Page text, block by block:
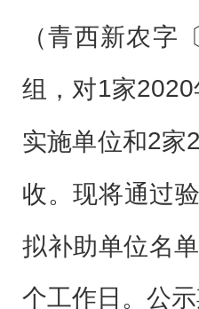
（青西新农字〔
组 ， 对1家2020
实施单位和2家
收。现将通过
拟补助单位名
个工作日。 公